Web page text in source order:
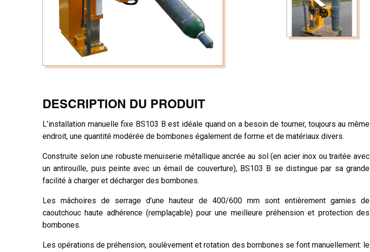
DESCRIPTION DU PRODUIT
L’installation manuelle fixe BS103 B est idéale quand on a besoin de tourner, toujours au même
endroit, une quantité modérée de bombones également de forme et de matériaux divers.
Construite selon une robuste menuiserie métallique ancrée au sol (en acier inox ou traitée avec
un antirouille, puis peinte avec un émail de couverture), BS103 B se distingue par sa grande
facilité à charger et décharger des bombones.
Les mâchoires de serrage d’une hauteur de 400/600 mm sont entièrement garnies de
caoutchouc haute adhérence (remplaçable) pour une meilleure préhension et protection des
bombones.
Les opérations de préhension, soulèvement et rotation des bombones se font manuellement: le